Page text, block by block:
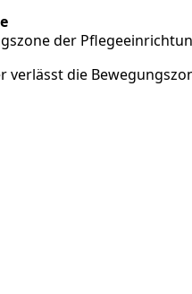
der
verlässt die